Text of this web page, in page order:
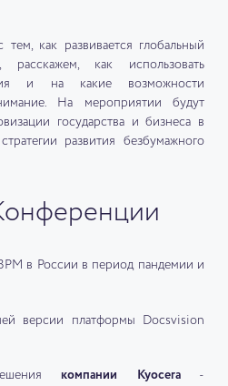
как развивается глобальный
расскажем, как использовать
и на какие возможности
На мероприятии будут
государства и бизнеса в
развития безбумажного
в России в период пандемии и
версии платформы Docsvision
компании Kyocera-